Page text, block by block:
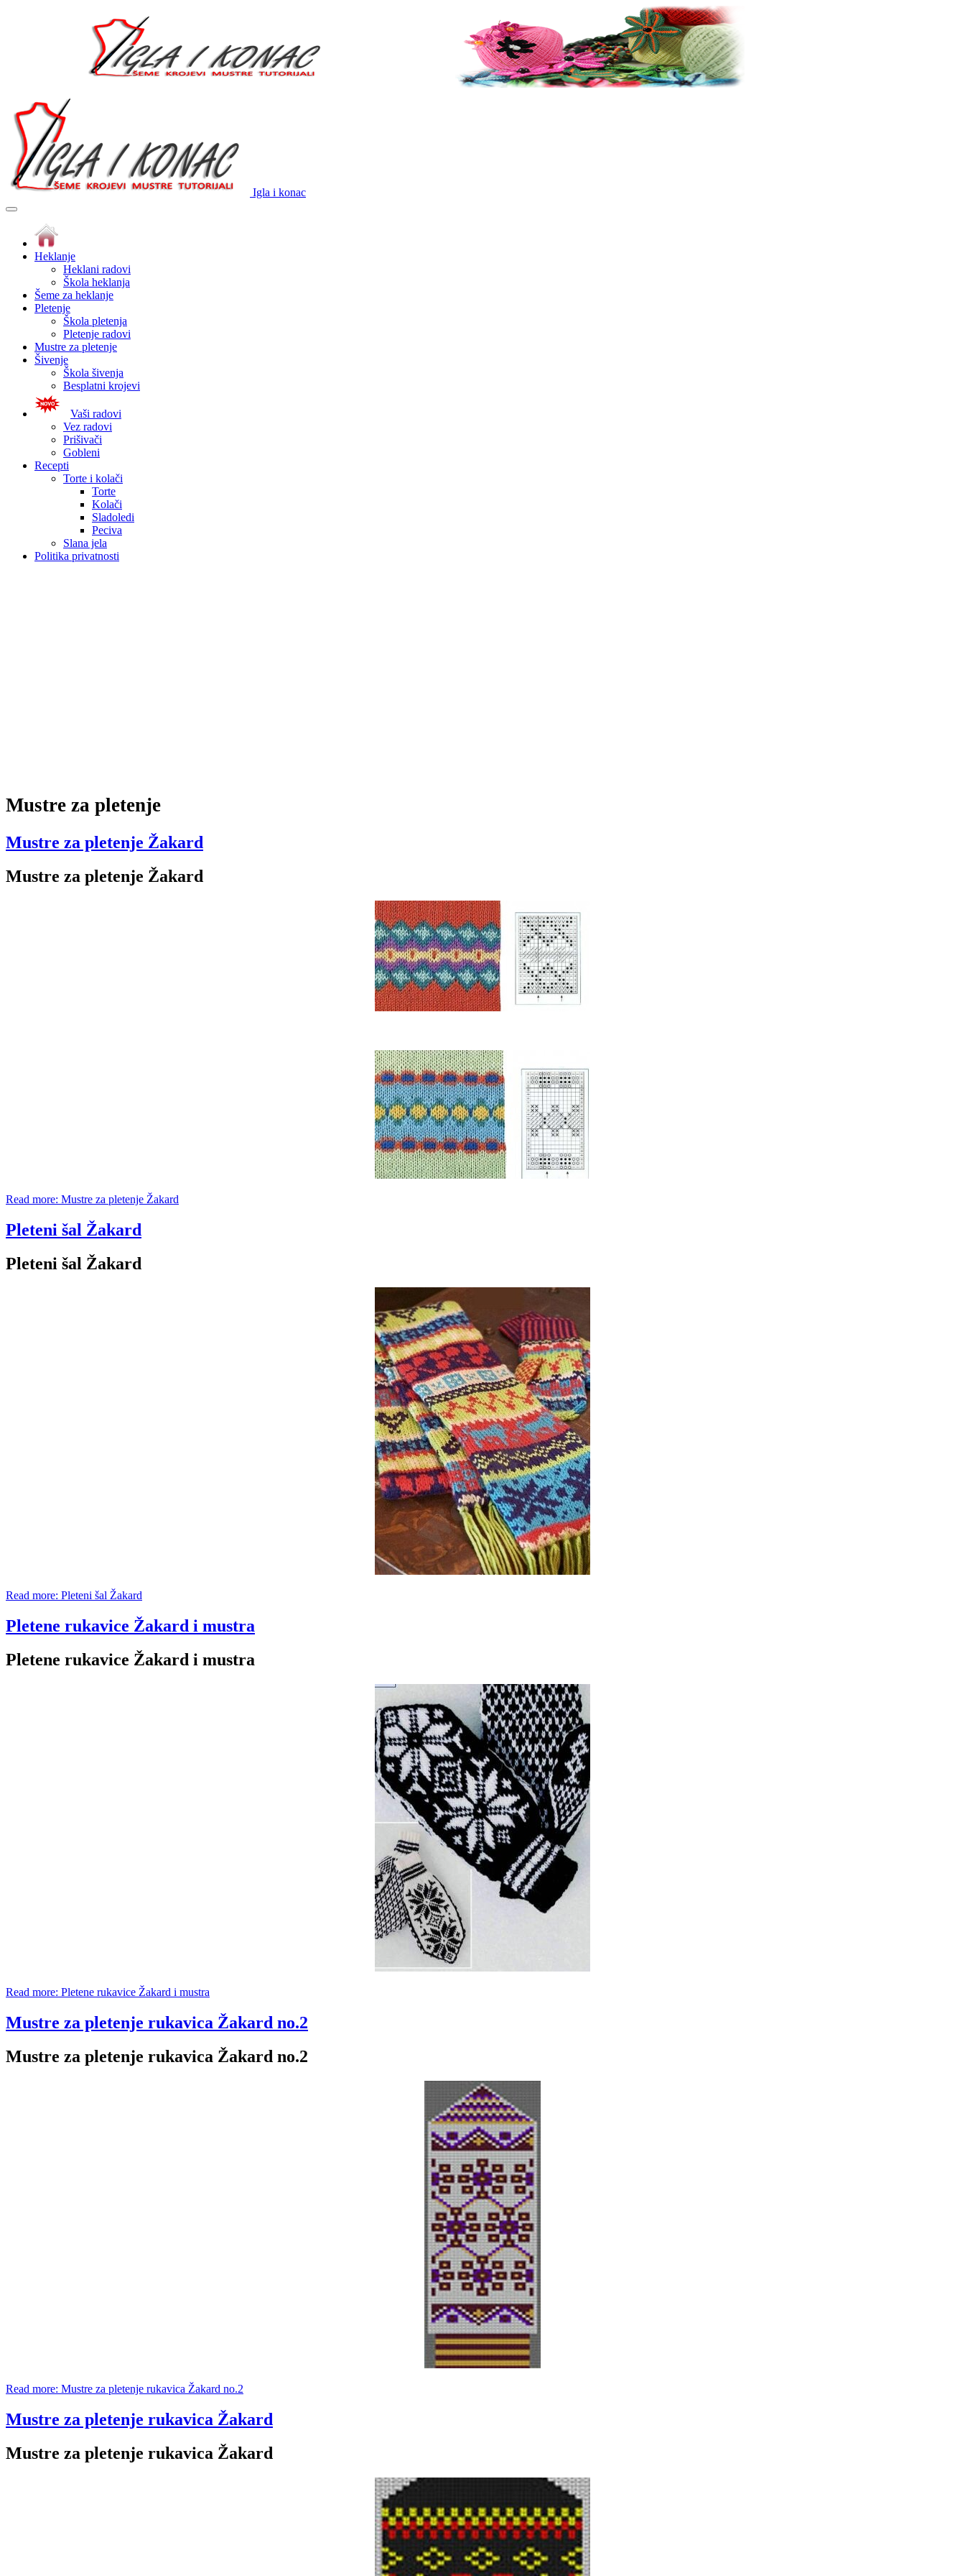
Igla i konac
Heklanje
Heklani radovi
Škola heklanja
Šeme za heklanje
Pletenje
Škola pletenja
Pletenje radovi
Mustre za pletenje
Šivenje
Škola šivenja
Besplatni krojevi
Vaši radovi
Vez radovi
Prišivači
Gobleni
Recepti
Torte i kolači
Torte
Kolači
Sladoledi
Peciva
Slana jela
Politika privatnosti
Mustre za pletenje
Mustre za pletenje Žakard
Mustre za pletenje Žakard
Read more: Mustre za pletenje Žakard
Pleteni šal Žakard
Pleteni šal Žakard
Read more: Pleteni šal Žakard
Pletene rukavice Žakard i mustra
Pletene rukavice Žakard i mustra
Read more: Pletene rukavice Žakard i mustra
Mustre za pletenje rukavica Žakard no.2
Mustre za pletenje rukavica Žakard no.2
Read more: Mustre za pletenje rukavica Žakard no.2
Mustre za pletenje rukavica Žakard
Mustre za pletenje rukavica Žakard